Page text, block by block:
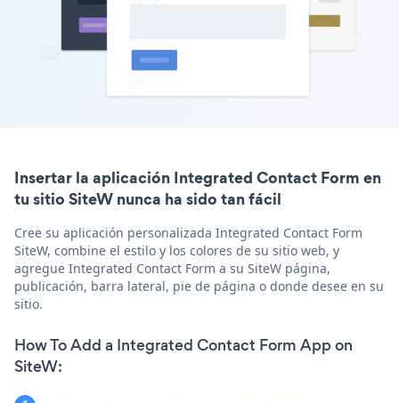
Insertar la aplicación Integrated Contact Form en
tu sitio SiteW nunca ha sido tan fácil
Cree su aplicación personalizada Integrated Contact Form
SiteW, combine el estilo y los colores de su sitio web, y
agregue Integrated Contact Form a su SiteW página,
publicación, barra lateral, pie de página o donde desee en su
sitio.
How To Add a Integrated Contact Form App on
SiteW: